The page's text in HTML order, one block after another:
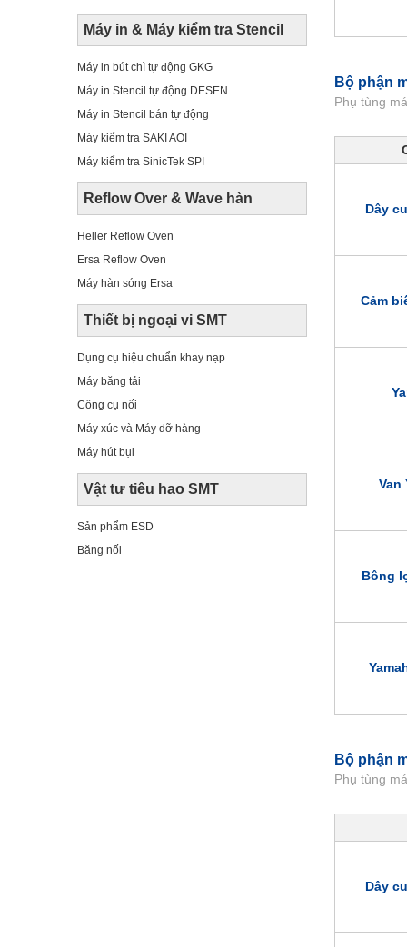
Máy in & Máy kiểm tra Stencil
Máy in bút chì tự động GKG
Máy in Stencil tự động DESEN
Máy in Stencil bán tự động
Máy kiểm tra SAKI AOI
Máy kiểm tra SinicTek SPI
Reflow Over & Wave hàn
Heller Reflow Oven
Ersa Reflow Oven
Máy hàn sóng Ersa
Thiết bị ngoại vi SMT
Dụng cụ hiệu chuẩn khay nạp
Máy băng tải
Công cụ nối
Máy xúc và Máy dỡ hàng
Máy hút bụi
Vật tư tiêu hao SMT
Sản phẩm ESD
Băng nối
Bộ phận
Phụ tùng
Dây
Cảm
Van
Bông
Bộ phận
Phụ tùng
Dây